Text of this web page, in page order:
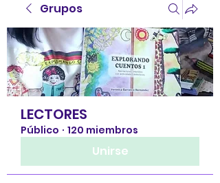
Grupos
LECTORES
Público · 120 miembros
Unirse